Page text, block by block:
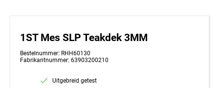
1ST Mes SLP Teakdek 3MM
Bestelnummer: RHH60130
Fabrikantnummer: 63903200210
Uitgebreid getest